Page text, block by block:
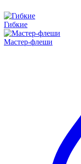
Гибкие
Мастер-флеши